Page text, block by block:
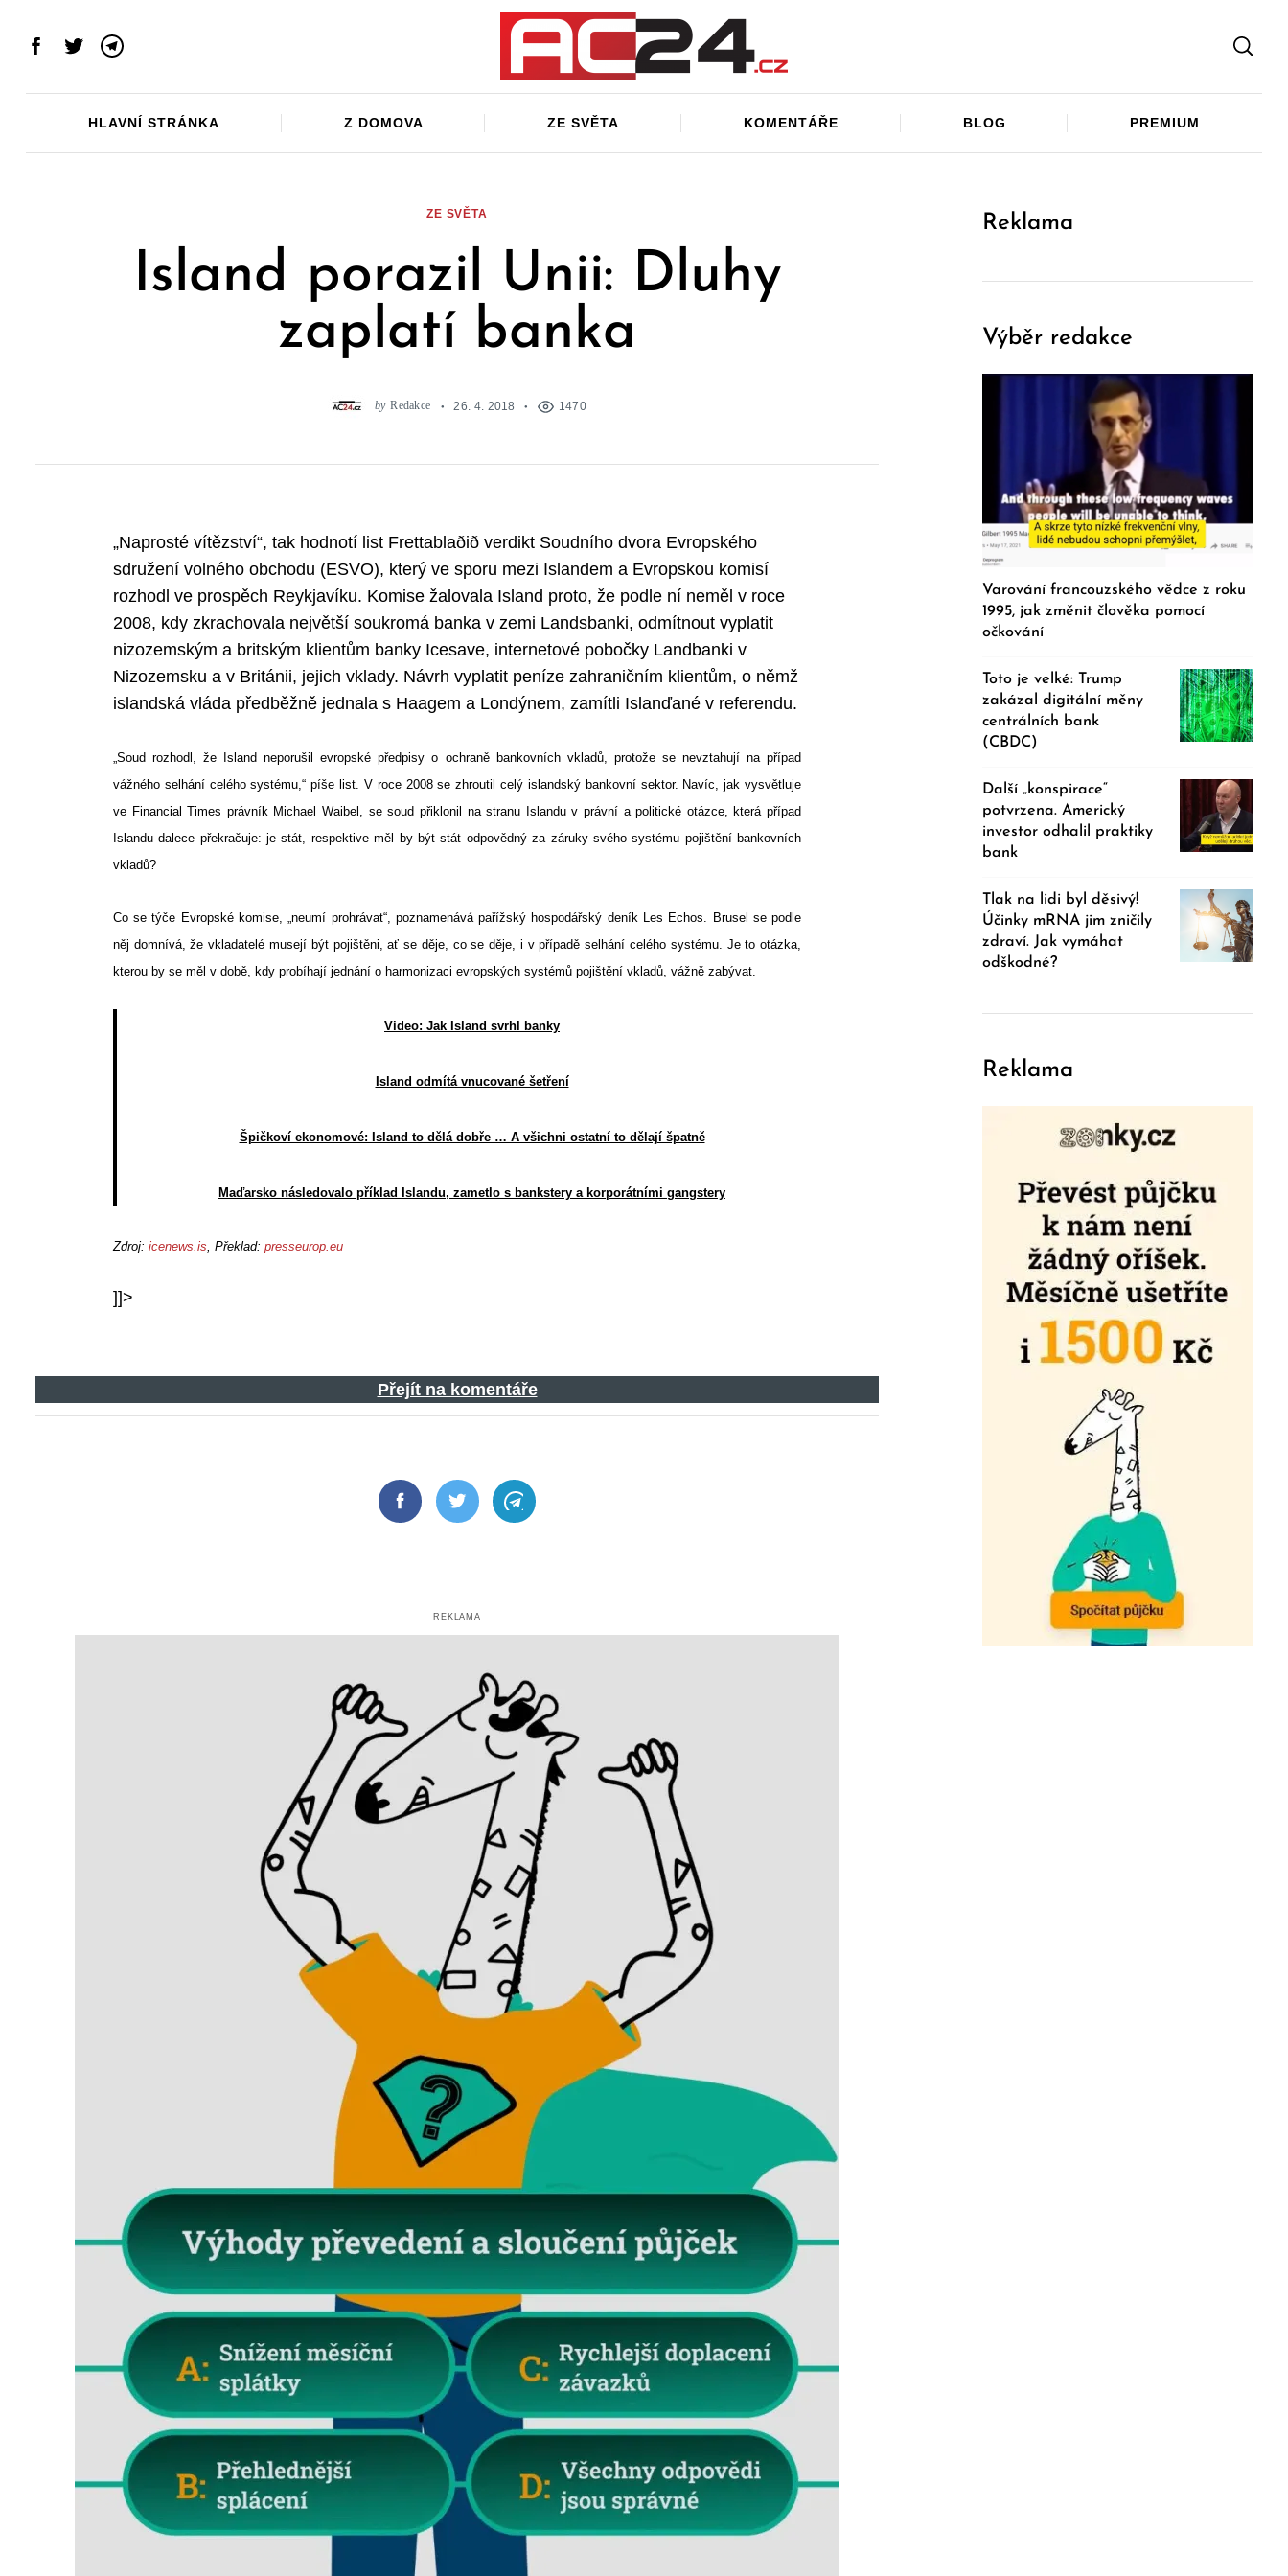
Facebook
TwitterTelegram
HLAVNÍ STRÁNKA Z DOMOVA ZE SVĚTA KOMENTÁŘE BLOG PREMIUM
ZE SVĚTA
Island porazil Unii: Dluhy
zaplatí banka
by Redakce 26. 4. 2018 1470
„Naprosté vítězství“, tak hodnotí list Frettablaðið verdikt Soudního dvora Evropského
sdružení volného obchodu (ESVO), který ve sporu mezi Islandem a Evropskou komisí
rozhodl ve prospěch Reykjavíku. Komise žalovala Island proto, že podle ní neměl v roce
2008, kdy zkrachovala největší soukromá banka v zemi Landsbanki, odmítnout vyplatit
nizozemským a britským klientům banky Icesave, internetové pobočky Landbanki v
Nizozemsku a v Británii, jejich vklady. Návrh vyplatit peníze zahraničním klientům, o němž
islandská vláda předběžně jednala s Haagem a Londýnem, zamítli Islanďané v referendu.
„Soud rozhodl, že Island neporušil evropské předpisy o ochraně bankovních vkladů, protože se nevztahují na případ
vážného selhání celého systému,“ píše list. V roce 2008 se zhroutil celý islandský bankovní sektor. Navíc, jak vysvětluje
ve Financial Times právník Michael Waibel, se soud přiklonil na stranu Islandu v právní a politické otázce, která případ
Islandu dalece překračuje: je stát, respektive měl by být stát odpovědný za záruky svého systému pojištění bankovních
vkladů?
Co se týče Evropské komise, „neumí prohrávat“, poznamenává pařížský hospodářský deník Les Echos. Brusel se podle
něj domnívá, že vkladatelé musejí být pojištěni, ať se děje, co se děje, i v případě selhání celého systému. Je to otázka,
kterou by se měl v době, kdy probíhají jednání o harmonizaci evropských systémů pojištění vkladů, vážně zabývat.
Video: Jak Island svrhl banky
Island odmítá vnucované šetření
Špičkoví ekonomové: Island to dělá dobře … A všichni ostatní to dělají špatně
Maďarsko následovalo příklad Islandu, zametlo s bankstery a korporátními gangstery
Zdroj: icenews.is, Překlad: presseurop.eu
]]>
Přejít na komentáře
FacebookTwitter Telegram
REKLAMA
Reklama
Výběr redakce
Varování francouzského vědce z roku
1995, jak změnit člověka pomocí
očkování
Toto je velké: Trump
zakázal digitální měny
centrálních bank
(CBDC)
Další „konspirace“
potvrzena. Americký
investor odhalil praktiky
bank
Tlak na lidi byl děsivý!
Účinky mRNA jim zničily
zdraví. Jak vymáhat
odškodné?
Reklama